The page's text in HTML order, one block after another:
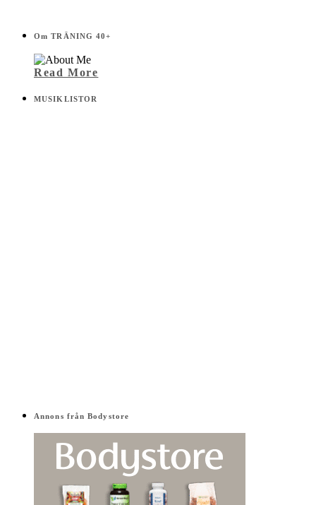
Om TRÄNING 40+
Read More
MUSIKLISTOR
Annons från Bodystore